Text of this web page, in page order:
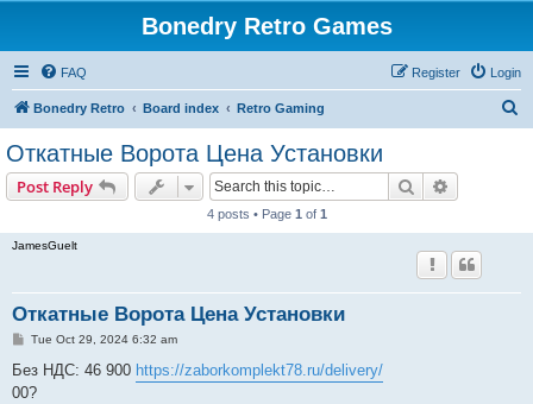
Bonedry Retro Games
FAQ Login
Register
Bonedry Retro Board index Retro Gaming
Откатные Ворота Цена Установки
Post Reply Search
4 posts • Page 1 of 1
JamesGuelt
Откатные Ворота Цена Установки
P
s
Tue Oct 29, 2024 6:32 am
Без НДС: 46 900 https://zaborkomplekt78.ru/delivery/
00?